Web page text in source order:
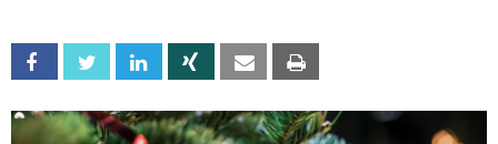
Facebook Twitter Linkedin Xing Email